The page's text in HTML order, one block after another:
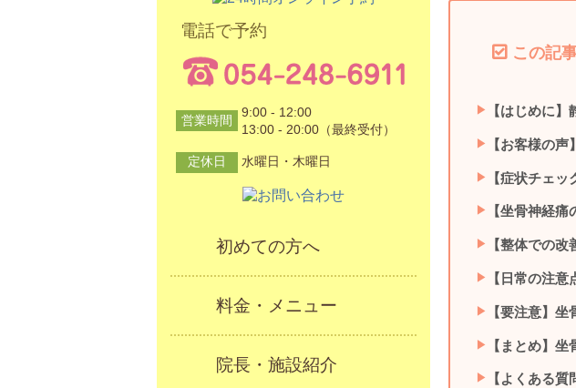
この記
【はじめに
【お客様の
【症状チェ
【坐骨神経
【整体での
【日常の注
【要注意】
【まとめ】
【よくある
電話で予約
営業時間
9:00 - 12:00
13:00 - 20:00（最終受付）
定休日 水曜日・木曜日
初めての方へ
料金・メニュー
院長・施設紹介